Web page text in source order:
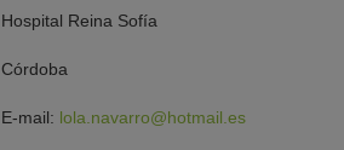
Hospital Reina Sofía
Córdoba
E-mail: lola.navarro@hotmail.es